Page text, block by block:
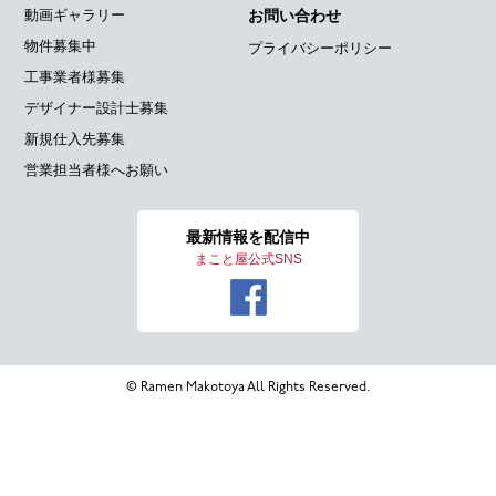
動画ギャラリー
物件募集中
工事業者様募集
デザイナー設計士募集
新規仕入先募集
営業担当者様へお願い
お問い合わせ
プライバシーポリシー
最新情報を配信中
まこと屋公式SNS
© Ramen Makotoya All Rights Reserved.